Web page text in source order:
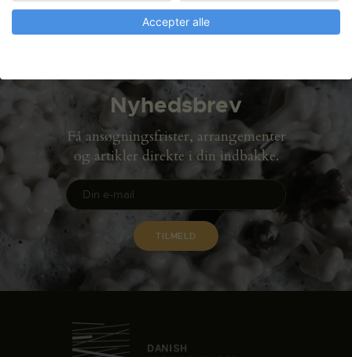
Nyhedsbrev
Få ansøgningsfrister, arrangementer
og artikler direkte i din indbakke.
Accepter alle